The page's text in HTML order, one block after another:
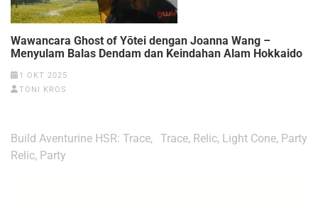
Wawancara Ghost of Yōtei dengan Joanna Wang –
Menyulam Balas Dendam dan Keindahan Alam Hokkaido
1 OKT 2025
TONI KROS
Navigasi
pos
Build Aventurine HSR: Trace,
Relic, Party
Trace, Relic, Light Cone, Party